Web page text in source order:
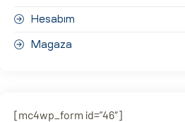
Hesabım
Magaza
[mc4wp_form id=”46″]